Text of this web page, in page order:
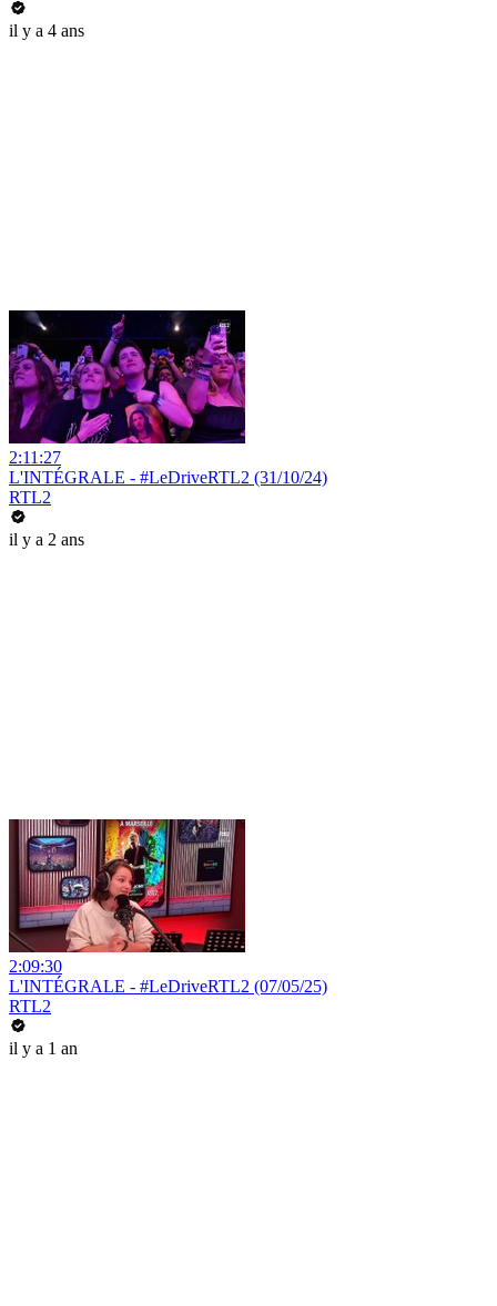
il y a 4 ans
2:11:27
L'INTÉGRALE - #LeDriveRTL2 (31/10/24)
RTL2
il y a 2 ans
2:09:30
L'INTÉGRALE - #LeDriveRTL2 (07/05/25)
RTL2
il y a 1 an